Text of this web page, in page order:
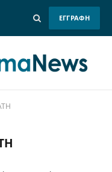
ΕΓΓΡΑΦΗ